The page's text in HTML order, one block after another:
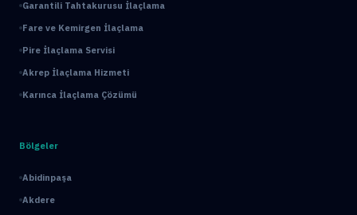
Garantili Tahtakurusu İlaçlama
Fare ve Kemirgen İlaçlama
Pire İlaçlama Servisi
Akrep İlaçlama Hizmeti
Karınca İlaçlama Çözümü
Bölgeler
Abidinpaşa
Akdere